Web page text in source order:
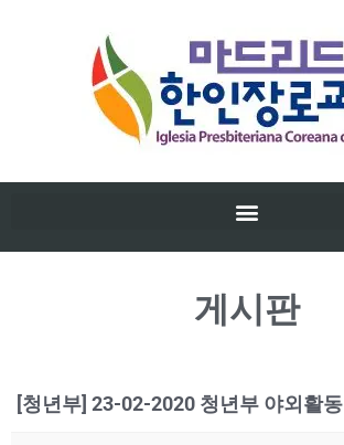
게시판
[청년부] 23-02-2020 청년부 야외활동